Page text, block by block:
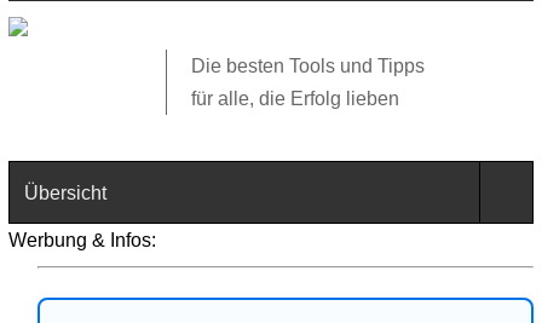
Die besten Tools und Tipps
für alle, die Erfolg lieben
Übersicht
Technik
Werbung & Infos: